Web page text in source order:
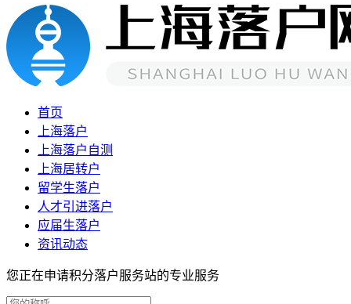
首页
上海落户
上海落户自测
上海居转户
留学生落户
人才引进落户
应届生落户
资讯动态
您正在申请积分落户服务站的专业服务